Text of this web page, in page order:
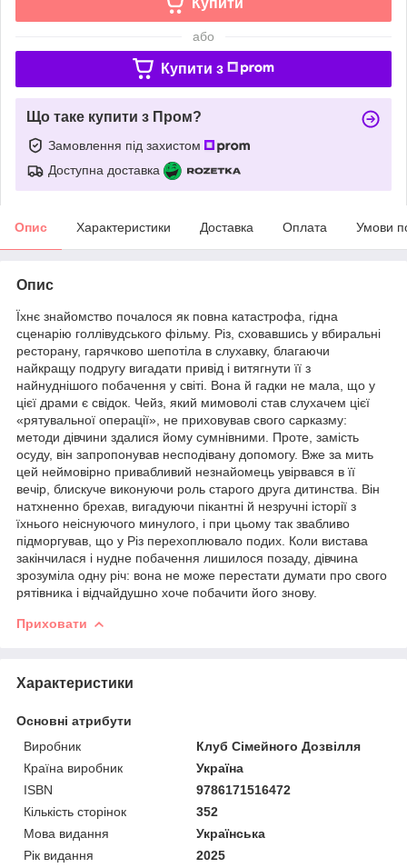
або
Купити з
Що таке купити з Пром?
Замовлення під захистом
Доступна доставка
Опис Характеристики Доставка Оплата Умови
Опис
Їхнє знайомство почалося як повна катастрофа, гідна
сценарію голлівудського фільму. Різ, сховавшись у вбиральні
ресторану, гарячково шепотіла в слухавку, благаючи
найкращу подругу вигадати привід і витягнути її з
найнуднішого побачення у світі. Вона й гадки не мала, що у
цієї драми є свідок. Чейз, який мимоволі став слухачем цієї
«рятувальної операції», не приховував свого сарказму:
методи дівчини здалися йому сумнівними. Проте, замість
осуду, він запропонував несподівану допомогу. Вже за мить
цей неймовірно привабливий незнайомець увірвався в її
вечір, блискуче виконуючи роль старого друга дитинства. Він
натхненно брехав, вигадуючи пікантні й незручні історії з
їхнього неіснуючого минулого, і при цьому так звабливо
підморгував, що у Різ перехоплювало подих. Коли вистава
закінчилася і нудне побачення лишилося позаду, дівчина
зрозуміла одну річ: вона не може перестати думати про свого
рятівника і відчайдушно хоче побачити його знову.
Приховати
Характеристики
Основні атрибути
Виробник
Клуб Сімейного Дозвілля
Країна виробник
Україна
ISBN
9786171516472
Кількість сторінок
352
Мова видання
Українська
Рік видання
2025